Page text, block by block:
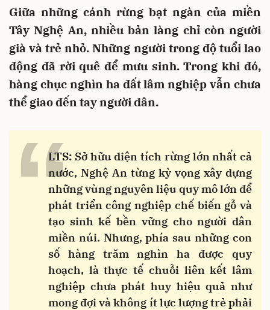
Giữa những cánh rừng bạt ngàn của miền
Tây Nghệ An, nhiều bản làng chỉ còn người
già và trẻ nhỏ. Những người trong độ tuổi lao
động đã rời quê để mưu sinh. Trong khi đó,
hàng chục nghìn ha đất lâm nghiệp vẫn chưa
thể giao đến tay người dân.
“
LTS: Sở hữu diện tích rừng lớn nhất cả
nước, Nghệ An từng kỳ vọng xây dựng
những vùng nguyên liệu quy mô lớn để
phát triển công nghiệp chế biến gỗ và
tạo sinh kế bền vững cho người dân
miền núi. Nhưng, phía sau những con
số hàng trăm nghìn ha được quy
hoạch, là thực tế chuỗi liên kết lâm
nghiệp chưa phát huy hiệu quả như
mong đợi và không ít lực lượng trẻ phải
Hủy Gửi